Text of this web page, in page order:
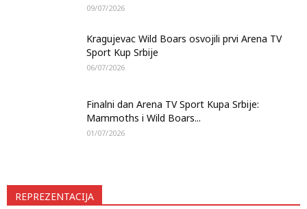
09/07/2026
Kragujevac Wild Boars osvojili prvi Arena TV
Sport Kup Srbije
06/07/2026
Finalni dan Arena TV Sport Kupa Srbije:
Mammoths i Wild Boars...
01/07/2026
REPREZENTACIJA